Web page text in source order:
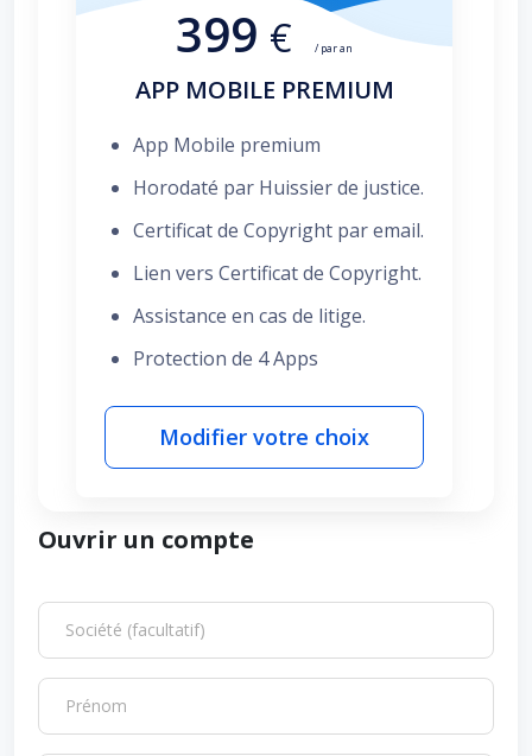
399 € / par an
APP MOBILE PREMIUM
App Mobile premium
Horodaté par Huissier de justice.
Certificat de Copyright par email.
Lien vers Certificat de Copyright.
Assistance en cas de litige.
Protection de 4 Apps
Modifier votre choix
Ouvrir un compte
Société (facultatif)
Prénom